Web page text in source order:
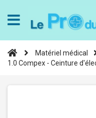
Matériel médical
1.0 Compex - Ceinture